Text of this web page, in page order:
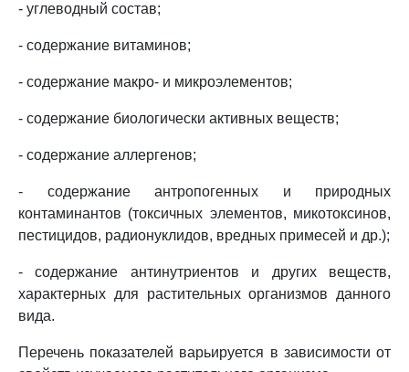
- углеводный состав;
- содержание витаминов;
- содержание макро- и микроэлементов;
- содержание биологически активных веществ;
- содержание аллергенов;
- содержание антропогенных и природных
контаминантов (токсичных элементов, микотоксинов,
пестицидов, радионуклидов, вредных примесей и др.);
- содержание антинутриентов и других веществ,
характерных для растительных организмов данного
вида.
Перечень показателей варьируется в зависимости от